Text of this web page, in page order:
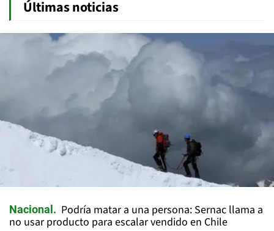
Últimas noticias
Nacional
Podría matar a una persona: Sernac llama a
no usar producto para escalar vendido en Chile